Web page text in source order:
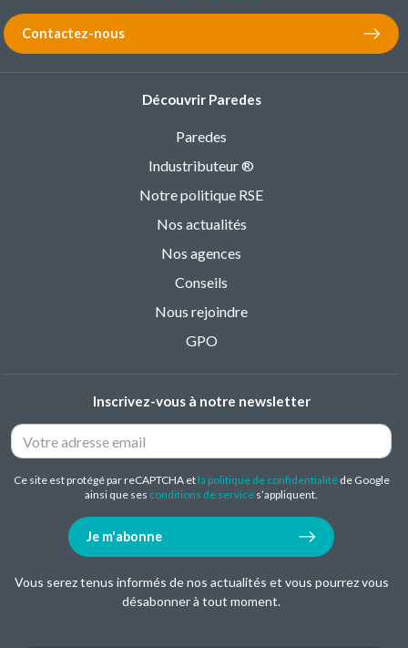
Contactez-nous
Découvrir Paredes
Paredes
Industributeur ®
Notre politique RSE
Nos actualités
Nos agences
Conseils
Nous rejoindre
GPO
Inscrivez-vous à notre newsletter
Ce site est protégé par reCAPTCHA et la politique de confidentialitéde Google
ainsi que ses conditions de service s’appliquent.
Je m'abonne
Vous serez tenus informés de nos actualités et vous pourrez vous
désabonner à tout moment.